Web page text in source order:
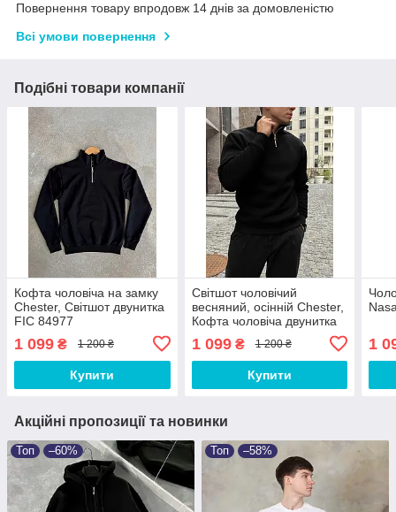
Повернення товару впродовж 14 днів за домовленістю
Всі умови повернення
Подібні товари компанії
Кофта чоловіча на замку
Chester, Світшот двунитка
FIC 84977
1 099 ₴ 1 200 ₴
Купити
Світшот чоловічий
весняний, осінній Chester,
Кофта чоловіча двунитка
1 099₴ 1 200 ₴
Купити
1
Акційні пропозиції та новинки
Топ –60% Топ –58%